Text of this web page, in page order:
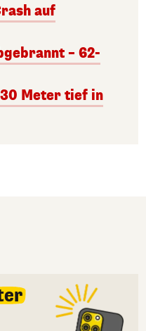
auf
– 62-
Meter tief in